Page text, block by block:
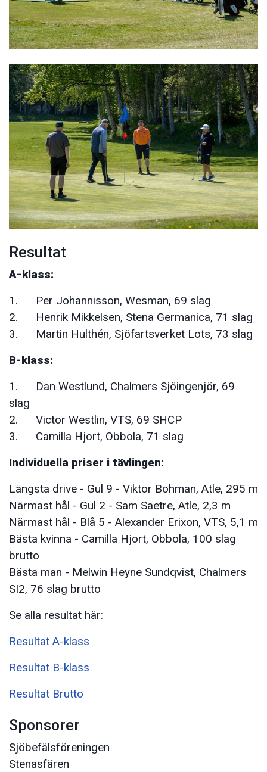
Resultat
A-klass:
1. Per Johannisson, Wesman, 69 slag
2. Henrik Mikkelsen, Stena Germanica, 71 slag
3. Martin Hulthén, Sjöfartsverket Lots, 73 slag
B-klass:
1. Dan Westlund, Chalmers Sjöingenjör, 69
slag
2. Victor Westlin, VTS, 69 SHCP
3. Camilla Hjort, Obbola, 71 slag
Individuella priser i tävlingen:
Längsta drive - Gul 9 - Viktor Bohman, Atle, 295 m
Närmast hål - Gul 2 - Sam Saetre, Atle, 2,3 m
Närmast hål - Blå 5 - Alexander Erixon, VTS, 5,1 m
Bästa kvinna - Camilla Hjort, Obbola, 100 slag
brutto
Bästa man - Melwin Heyne Sundqvist, Chalmers
SI2, 76 slag brutto
Se alla resultat här:
Resultat A-klass
Resultat B-klass
Resultat Brutto
Sponsorer
Sjöbefälsföreningen
Stenasfären